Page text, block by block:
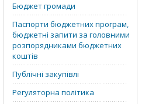
Бюджет громади
Паспорти бюджетних програм,
бюджетні запити за головними
розпорядниками бюджетних
коштів
Публічні закупівлі
Регуляторна політика